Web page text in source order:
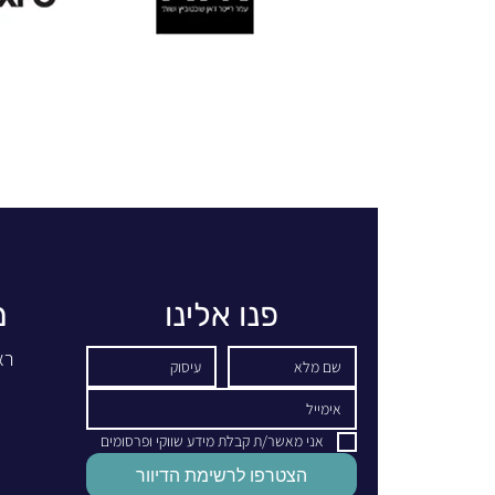
פנו אלינו
אני מאשר/ת קבלת מידע שווקי ופרסומים
הצטרפו לרשימת הדיוור